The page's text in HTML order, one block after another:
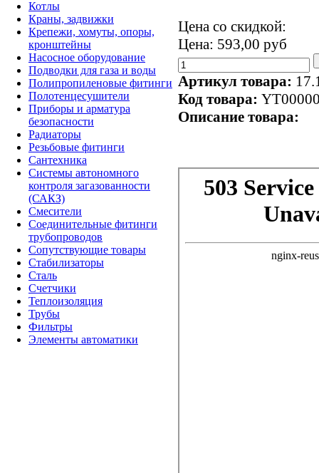
Котлы
Краны, задвижки
Крепежи, хомуты, опоры,
кронштейны
Насосное оборудование
Подводки для газа и воды
Полипропиленовые фитинги
Полотенцесушители
Приборы и арматура
безопасности
Радиаторы
Резьбовые фитинги
Сантехника
Системы автономного
контроля загазованности
(САКЗ)
Смесители
Соединительные фитинги
трубопроводов
Сопутствующие товары
Стабилизаторы
Сталь
Счетчики
Теплоизоляция
Трубы
Фильтры
Элементы автоматики
Цена со скидкой:
Цена: 593,00 руб
Артикул товара:
Код товара:
Описание товара: